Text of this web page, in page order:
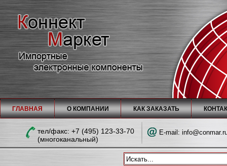
ГЛАВНАЯ О КОМПАНИИ КАК ЗАКАЗАТЬ
тел/факc: +7 (495) 123-33-70
(многоканальный)
E-mail: